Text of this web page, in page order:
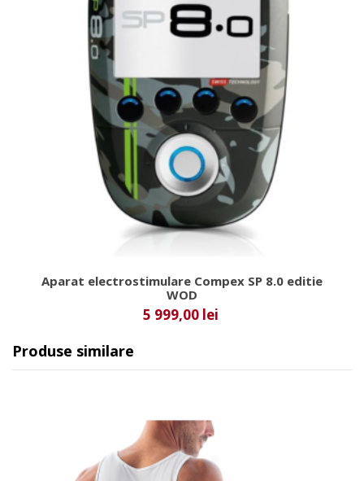
Aparat electrostimulare Compex SP 8.0 editie
WOD
5 999,00 lei
Produse similare